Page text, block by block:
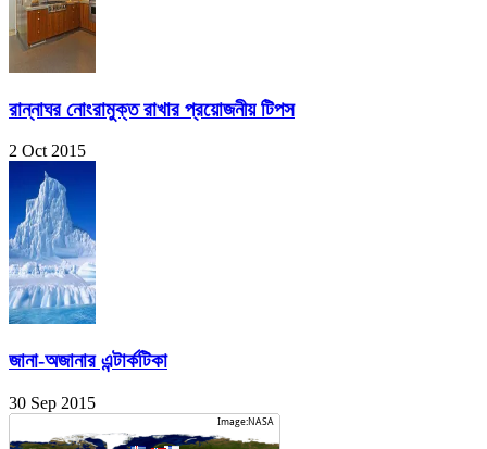
রান্নাঘর নোংরামুক্ত রাখার প্রয়োজনীয় টিপস
2 Oct 2015
জানা-অজানার এন্টার্কটিকা
30 Sep 2015